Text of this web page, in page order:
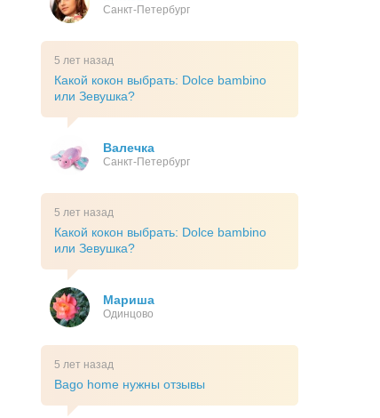
Санкт-Петербург
5 лет назад
Какой кокон выбрать: Dolce bambino
или Зевушка?
Валечка
Санкт-Петербург
5 лет назад
Какой кокон выбрать: Dolce bambino
или Зевушка?
Мариша
Одинцово
5 лет назад
Bago home нужны отзывы